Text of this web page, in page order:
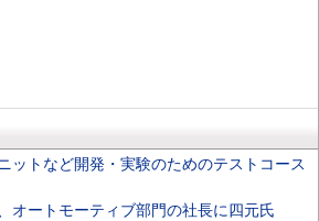
ットなど開発・実験のためのテストコース
オートモーティブ部門の社長に四元氏